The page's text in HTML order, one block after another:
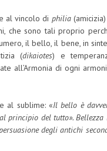
al vincolo di philia
che sono tali proprio
il bello, il bene, in
(dikaiotes) e
all’Armonia di ogni
al sublime: «Il bello è
principio del tutto». Bellezza
degli antichi
[…].